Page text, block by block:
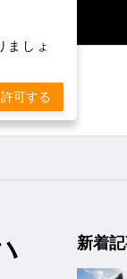
新着
ましょ
許可する